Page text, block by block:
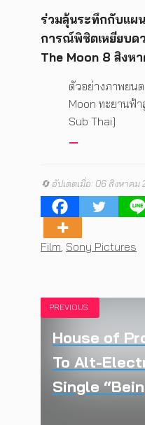
ร่วมลุ้นระทึกกับแผ
การณ์พิชิตเหยียบด
The Moon 8 สิงห
ตัวอย่างภาพยน
Moon ทะยานฟ้
Sub Thai]
🔄 อัปเดตเมื่อ: 06 สิงหาคม
Tags
Film Sony Pictures
PREVIOUS
House of
To Alt-
Single